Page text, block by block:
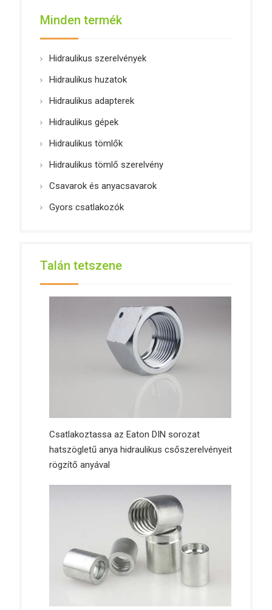
Minden termék
Hidraulikus szerelvények
Hidraulikus huzatok
Hidraulikus adapterek
Hidraulikus gépek
Hidraulikus tömlők
Hidraulikus tömlő szerelvény
Csavarok és anyacsavarok
Gyors csatlakozók
Talán tetszene
Csatlakoztassa az Eaton DIN sorozat
hatszögletű anya hidraulikus csőszerelvényeit
rögzítő anyával